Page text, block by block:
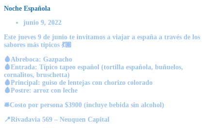
Noche Española
junio 9, 2022
Este jueves 9 de junio te invitamos a viajar a españa a través de los
sabores más típicos 💃🏽
🩸Abreboca: Gazpacho
🩸Entrada: Típico tapeo español (tortilla española, buñuelos,
cornalitos, bruschetta)
🩸Principal: guiso de lentejas con chorizo colorado
🩸Postre: arroz con leche
🛎Costo por persona $3900 (incluye bebida sin alcohol)
📍Rivadavia 569 – Neuquen Capital